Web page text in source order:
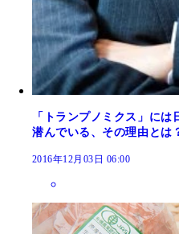
「トランプノミクス」に
潜んでいる、その理由とは
2016年12月03日 06:00